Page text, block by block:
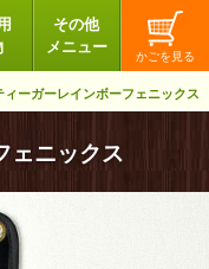
その他
メニュー
ィーガーレインボーフェニックス
ェニックス